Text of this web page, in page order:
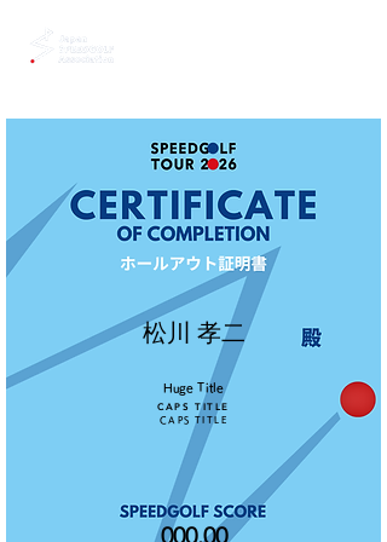
松川 孝二
Huge Title
CAPS TITLE
CAPS TITLE
000.00